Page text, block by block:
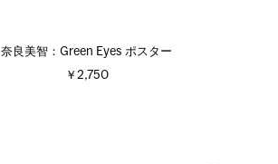
奈良美智：Green Eyes ポスター
￥2,750